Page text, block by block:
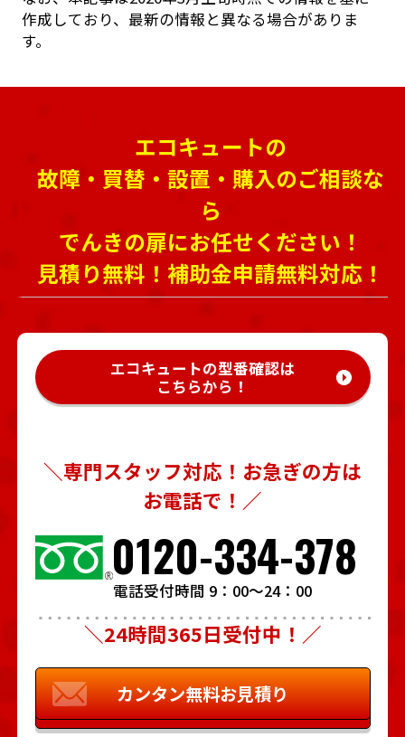
作成しており、最新の情報と異なる場合がありま
す。
エコキュートの
故障・買替・設置・購入のご相談な
ら
でんきの扉にお任せください！
見積り無料！補助金申請無料対応！
エコキュートの型番確認は
こちらから！
＼専門スタッフ対応！お急ぎの方は
お電話で！／
0120-334-378
電話受付時間 9：00～24：00
＼24時間365日受付中！／
カンタン無料お見積り